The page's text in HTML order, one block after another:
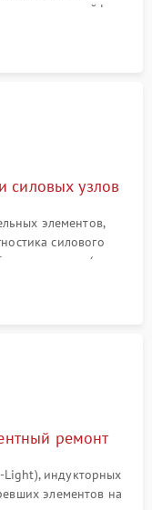
шлейфов
платам, катушкам
силовых узлов
элементов,
силового
(для
(для газовых
ремонт
Light), индукторных
элементов на